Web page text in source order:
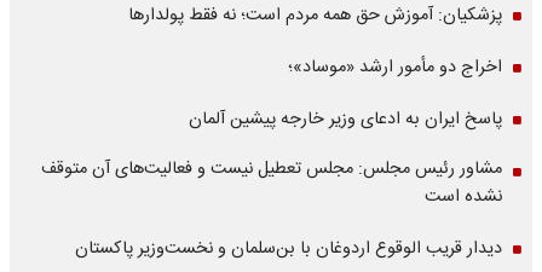
پزشکیان: آموزش حق همه مردم است؛ نه فقط پولدارها
اخراج دو مأمور ارشد «موساد»؛
پاسخ ایران به ادعای وزیر خارجه پیشین آلمان
مشاور رئیس مجلس: مجلس تعطیل نیست و فعالیت‌های آن متوقف
نشده است
دیدار قریب الوقوع اردوغان با بن‌سلمان و نخست‌وزیر پاکستان